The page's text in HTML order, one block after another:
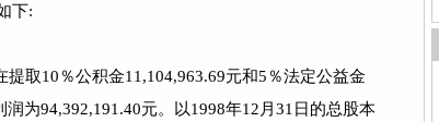
下:
取10％公积金11,104,963.69元和5％法定公益金
为94,392,191.40元。以1998年12月31日的总股本